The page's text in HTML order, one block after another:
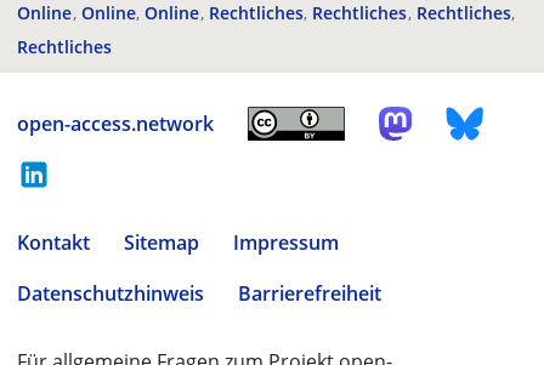
Online Online Online Rechtliches Rechtliches Rechtliches
Rechtliches
open-access.network
Kontakt Sitemap
Impressum
Datenschutzhinweis
Barrierefreiheit